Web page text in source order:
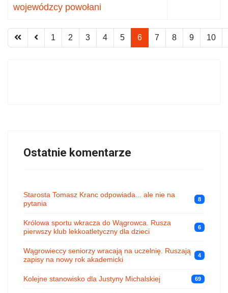
wojewódzcy powołani
1 2 3 4 5 6 7 8 9 10
Ostatnie komentarze
Starosta Tomasz Kranc odpowiada... ale nie na
pytania
8
Królowa sportu wkracza do Wągrowca. Rusza
pierwszy klub lekkoatletyczny dla dzieci
6
Wągrowieccy seniorzy wracają na uczelnię. Ruszają
zapisy na nowy rok akademicki
4
Kolejne stanowisko dla Justyny Michalskiej 69